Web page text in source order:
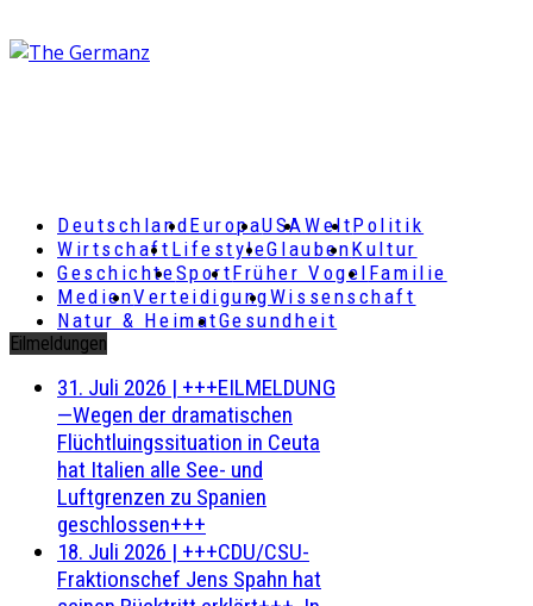
DeutschlandEuropaUSAWeltPolitik
Wirtschaft LifestyleGlaubenKultur
GeschichteSportFrüher Vogel Familie
MedienVerteidigungWissenschaft
Natur & HeimatGesundheit
Eilmeldungen
31. Juli 2026 | +++EILMELDUNG
—Wegen der dramatischen
Flüchtluingssituation in Ceuta
hat Italien alle See- und
Luftgrenzen zu Spanien
geschlossen+++
18. Juli 2026 | +++CDU/CSU-
Fraktionschef Jens Spahn hat